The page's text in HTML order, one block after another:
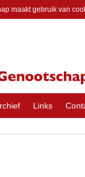
maakt gebruik van
Links